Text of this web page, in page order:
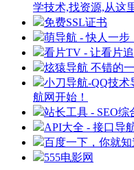
学技术,找资源,从这
免费SSL证书
萌导航 - 快人一
看片TV - 让看片
炫猿导航 不错的
小刀导航-QQ技术
航网开始！
站长工具 - SEO综
API大全 - 接口导
百度一下，你就知
555电影网